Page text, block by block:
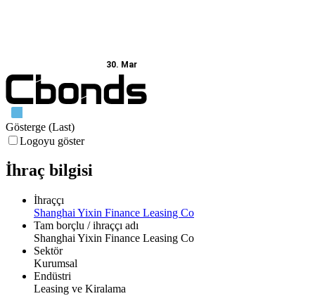
30. Mar
Gösterge (Last)
Logoyu göster
İhraç bilgisi
İhraççı
Shanghai Yixin Finance Leasing Co
Tam borçlu / ihraççı adı
Shanghai Yixin Finance Leasing Co
Sektör
Kurumsal
Endüstri
Leasing ve Kiralama